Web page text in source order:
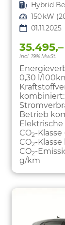
Kraftstoff Hybrid
Leistung 150 kW
01.11.2025
incl. 19% MwSt.
0,30 l/
kombiniert:
Betrieb
Elektrische
CO2-
CO2-
CO2-
g/km